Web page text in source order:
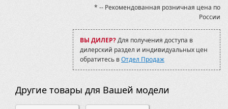
* -- Рекомендованная розничная цена по
России
ВЫ ДИЛЕР?Для получения доступа в
дилерский раздел и индивидуальных цен
обратитесь вОтдел Продаж
Другие товары для Вашей модели